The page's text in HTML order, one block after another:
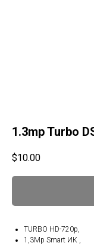
1.3mp Turbo
$10.00
TURBO HD-720p,
1,3Mp Smart ИК ,